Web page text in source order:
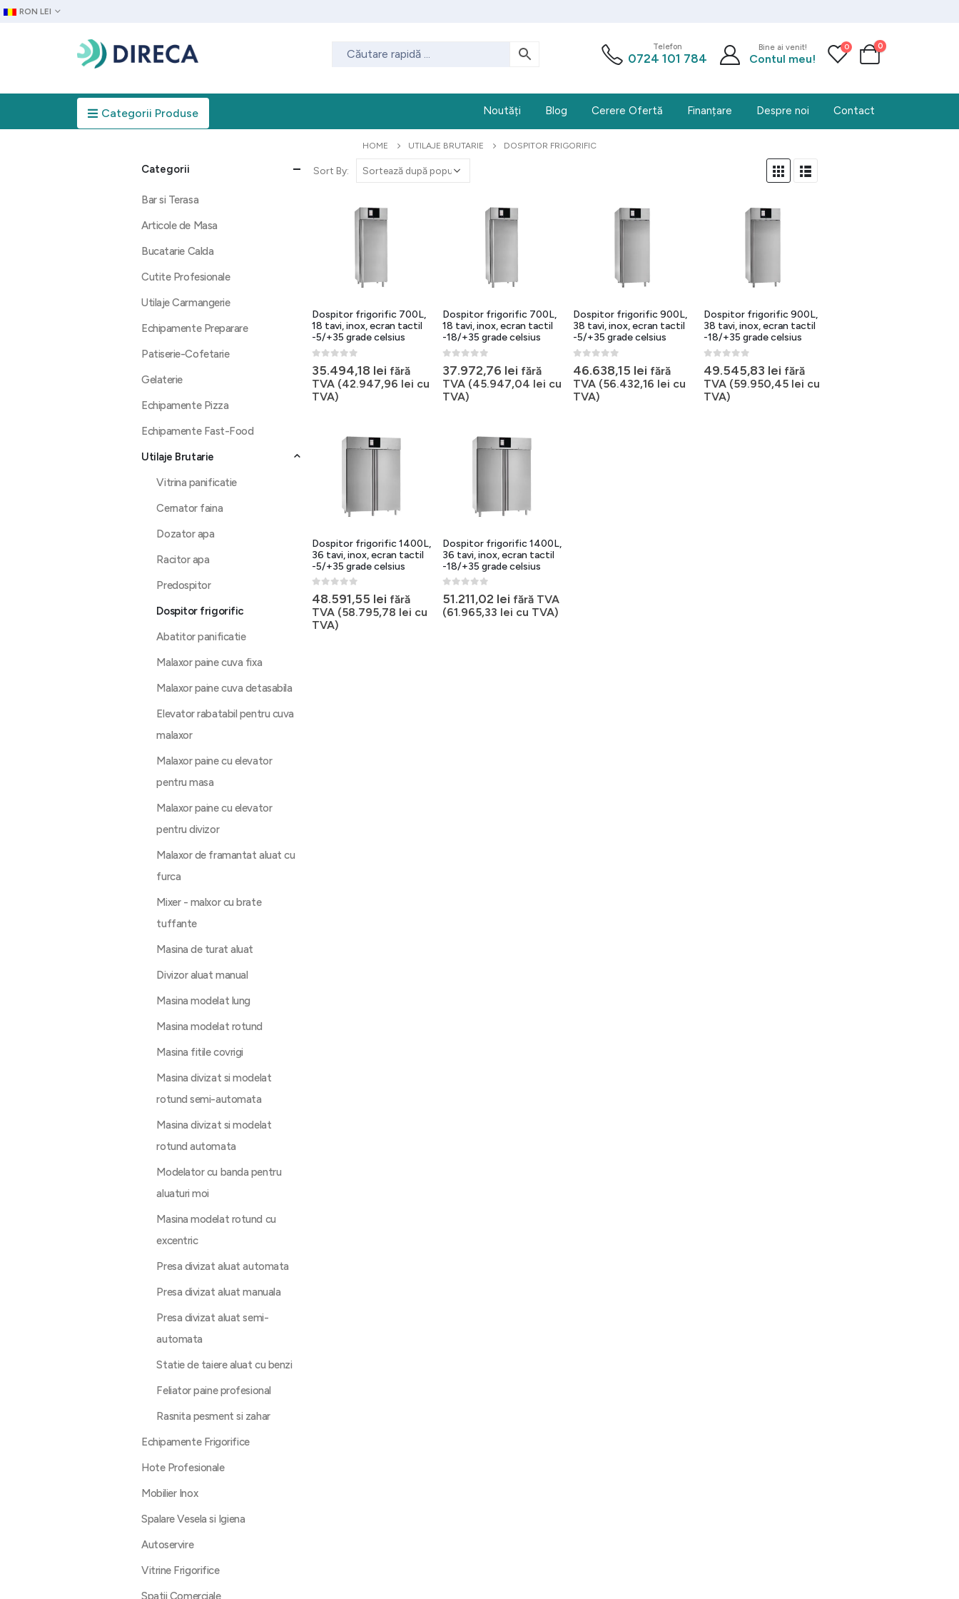
RON LEI
Telefon
0724 101 784
Bine ai venit!
Contul meu!
0 0
Categorii Produse Noutăți Blog Cerere Ofertă Finanțare Despre noi Contact
HOME UTILAJE BRUTARIE DOSPITOR FRIGORIFIC
Sort By:
Dospitor frigorific 700L,
18 tavi, inox, ecran tactil
-5/+35 grade celsius
35.494,18 lei fără
TVA (42.947,96 lei cu
TVA)
Dospitor frigorific 700L,
18 tavi, inox, ecran tactil
-18/+35 grade celsius
37.972,76 lei fără
TVA (45.947,04 lei cu
TVA)
Dospitor frigorific 900L,
38 tavi, inox, ecran tactil
-5/+35 grade celsius
46.638,15 lei fără
TVA (56.432,16 lei cu
TVA)
Dospitor frigorific 900L,
38 tavi, inox, ecran tactil
-18/+35 grade celsius
49.545,83 lei fără
TVA (59.950,45 lei cu
TVA)
Dospitor frigorific 1400L,
36 tavi, inox, ecran tactil
-5/+35 grade celsius
0out of 5
48.591,55 lei fără
TVA (58.795,78 lei cu
TVA)
Dospitor frigorific 1400L,
36 tavi, inox, ecran tactil
-18/+35 grade celsius
0out of 5
51.211,02 lei fără TVA
(61.965,33 lei cu TVA)
Categorii
Bar si Terasa
Articole de Masa
Bucatarie Calda
Cutite Profesionale
Utilaje Carmangerie
Echipamente Preparare
Patiserie-Cofetarie
Gelaterie
Echipamente Pizza
Echipamente Fast-Food
Utilaje Brutarie
Vitrina panificatie
Cernator faina
Dozator apa
Racitor apa
Predospitor
Dospitor frigorific
Abatitor panificatie
Malaxor paine cuva fixa
Malaxor paine cuva detasabila
Elevator rabatabil pentru cuva
malaxor
Malaxor paine cu elevator
pentru masa
Malaxor paine cu elevator
pentru divizor
Malaxor de framantat aluat cu
furca
Mixer - malxor cu brate
tuffante
Masina de turat aluat
Divizor aluat manual
Masina modelat lung
Masina modelat rotund
Masina fitile covrigi
Masina divizat si modelat
rotund semi-automata
Masina divizat si modelat
rotund automata
Modelator cu banda pentru
aluaturi moi
Masina modelat rotund cu
excentric
Presa divizat aluat automata
Presa divizat aluat manuala
Presa divizat aluat semi-
automata
Statie de taiere aluat cu benzi
Feliator paine profesional
Rasnita pesment si zahar
Echipamente Frigorifice
Hote Profesionale
Mobilier Inox
Spalare Vesela si Igiena
Autoservire
Vitrine Frigorifice
Spatii Comerciale